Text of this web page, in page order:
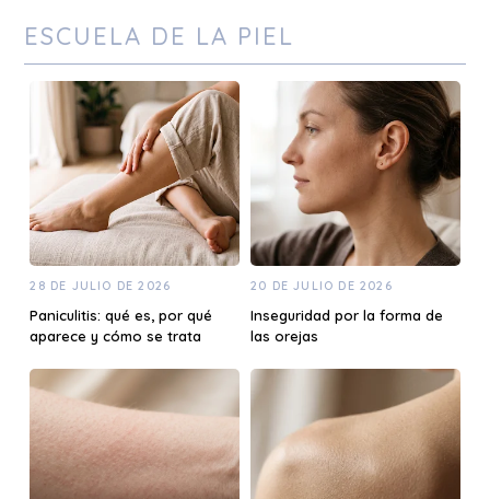
ESCUELA DE LA PIEL
28 DE JULIO DE 2026
Paniculitis: qué es, por qué
aparece y cómo se trata
20 DE JULIO DE 2026
Inseguridad por la forma de
las orejas